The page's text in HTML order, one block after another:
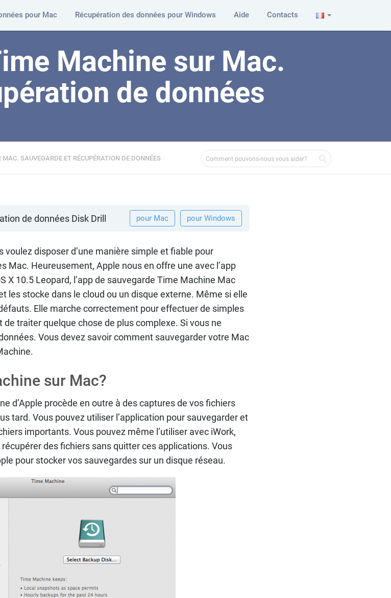
pour Mac Récupération des données pour Windows Aide Contacts
Machine sur Mac.
de données
SAUVEGARDE ET RÉCUPÉRATION DE DONNÉES
de données Disk Drill pour Windows
pour Mac
disposer d’une manière simple et fiable pour
Mac. Heureusement, Apple nous en offre une avec l’app
X 10.5 Leopard, l’app de sauvegarde Time Machine Mac
les stocke dans le cloud ou un disque externe. Même si elle
Elle marche correctement pour effectuer de simples
traiter quelque chose de plus complexe. Si vous ne
Vous devez savoir comment sauvegarder votre Mac
sur Mac?
d’Apple procède en outre à des captures de vos fichiers
tard. Vous pouvez utiliser l’application pour sauvegarder et
importants. Vous pouvez même l’utiliser avec iWork,
des fichiers sans quitter ces applications. Vous
pour stocker vos sauvegardes sur un disque réseau.